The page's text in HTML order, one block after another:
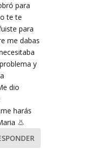
para
te te
para
me dabas
y
dio
harás
👃